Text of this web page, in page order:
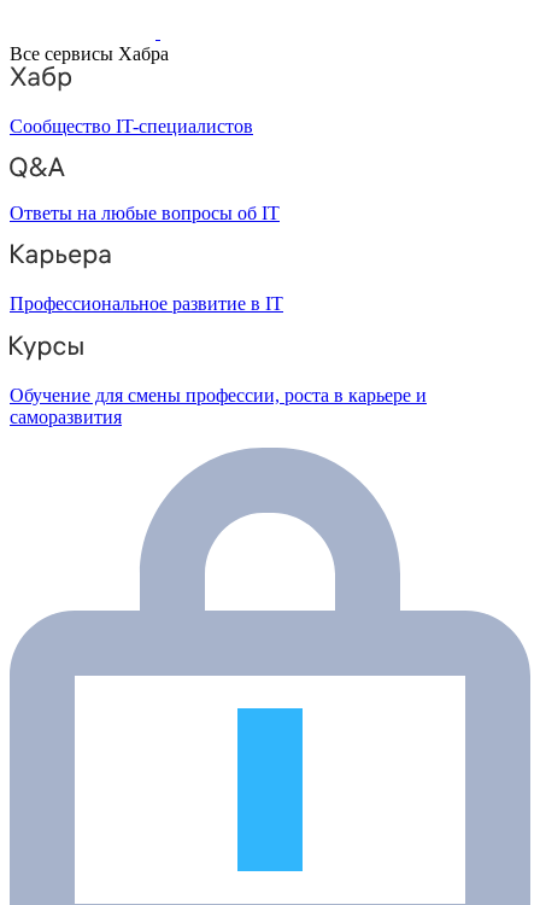
Все сервисы Хабра
Сообщество IT-специалистов
Ответы на любые вопросы об IT
Профессиональное развитие в IT
Обучение для смены профессии, роста в карьере и
саморазвития